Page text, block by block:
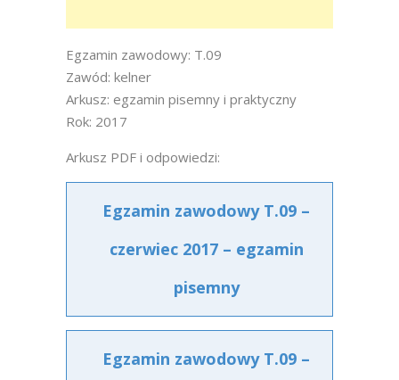
Egzamin zawodowy: T.09
Zawód: kelner
Arkusz: egzamin pisemny i praktyczny
Rok: 2017
Arkusz PDF i odpowiedzi:
Egzamin zawodowy T.09 –
czerwiec 2017 – egzamin
pisemny
Egzamin zawodowy T.09 –